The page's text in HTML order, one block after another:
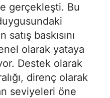
gerçekleşti. Bu
baskısını
olarak yataya
Destek olarak
direnç olarak
seviyeleri öne